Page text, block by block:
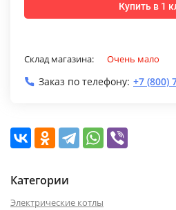
Купить в 1
Склад магазина: Очень мало
Заказ по телефону: +7 (800)
Категории
Электрические котлы